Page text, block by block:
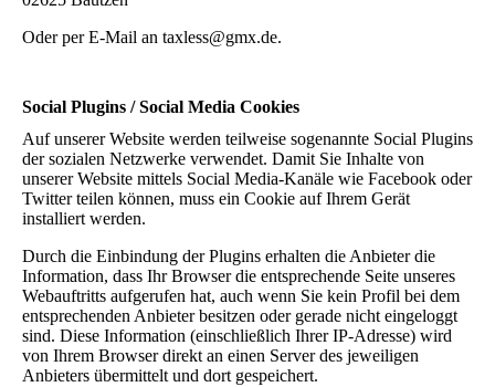
Oder per E-Mail an taxless@gmx.de.
Social Plugins / Social Media Cookies
Auf unserer Website werden teilweise sogenannte Social Plugins
der sozialen Netzwerke verwendet. Damit Sie Inhalte von
unserer Website mittels Social Media-Kanäle wie Facebook oder
Twitter teilen können, muss ein Cookie auf Ihrem Gerät
installiert werden.
Durch die Einbindung der Plugins erhalten die Anbieter die
Information, dass Ihr Browser die entsprechende Seite unseres
Webauftritts aufgerufen hat, auch wenn Sie kein Profil bei dem
entsprechenden Anbieter besitzen oder gerade nicht eingeloggt
sind. Diese Information (einschließlich Ihrer IP-Adresse) wird
von Ihrem Browser direkt an einen Server des jeweiligen
Anbieters übermittelt und dort gespeichert.